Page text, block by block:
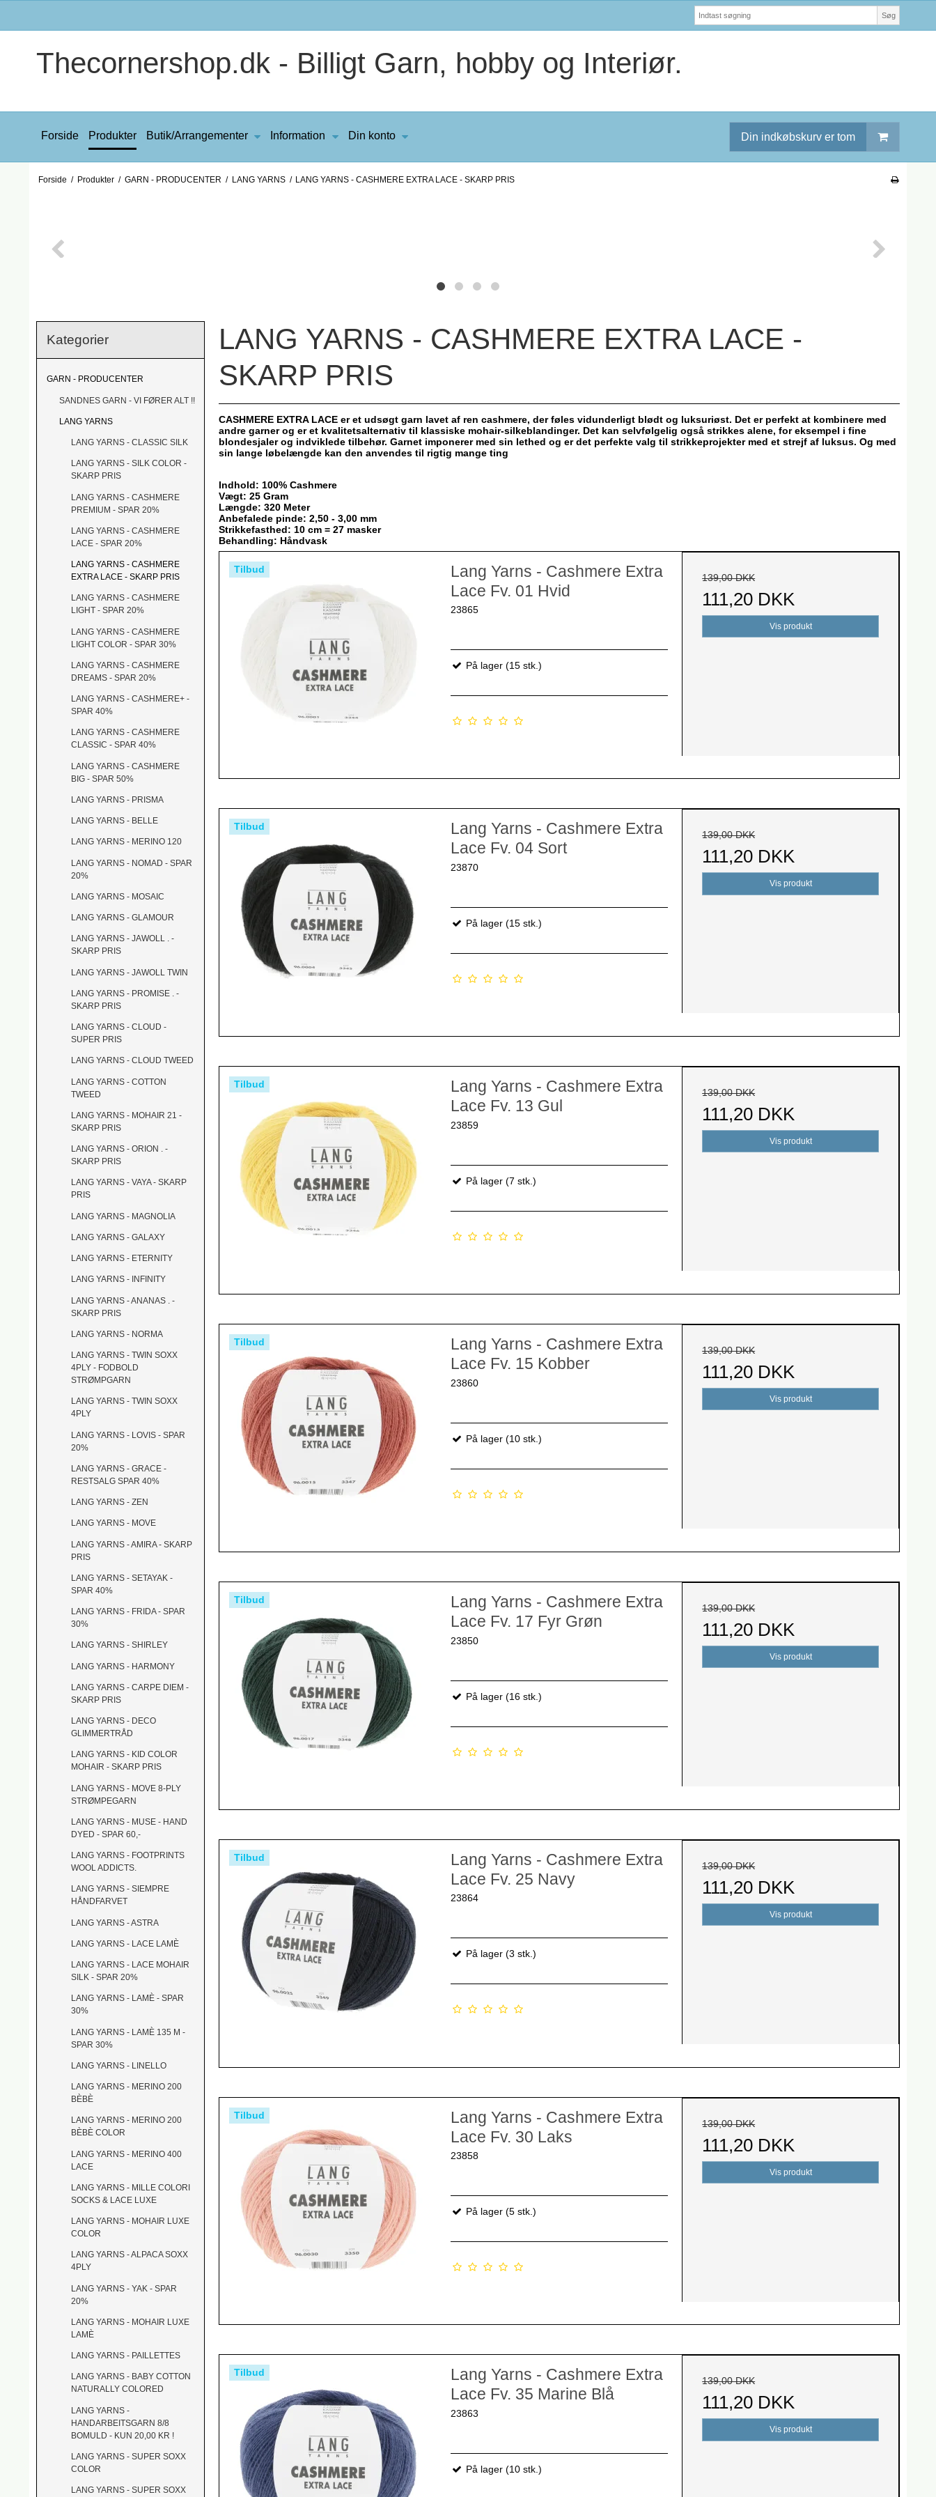
Søg
Thecornershop.dk - Billigt Garn, hobby og Interiør.
Forside Produkter Butik/Arrangementer Information Din konto Din indkøbskurv er tom
Forside / Produkter / GARN - PRODUCENTER / LANG YARNS / LANG YARNS - CASHMERE EXTRA LACE - SKARP PRIS
Kategorier
GARN - PRODUCENTER
SANDNES GARN - VI FØRER ALT !!
LANG YARNS
LANG YARNS - CLASSIC SILK
LANG YARNS - SILK COLOR -
SKARP PRIS
LANG YARNS - CASHMERE
PREMIUM - SPAR 20%
LANG YARNS - CASHMERE
LACE - SPAR 20%
LANG YARNS - CASHMERE
EXTRA LACE - SKARP PRIS
LANG YARNS - CASHMERE
LIGHT - SPAR 20%
LANG YARNS - CASHMERE
LIGHT COLOR - SPAR 30%
LANG YARNS - CASHMERE
DREAMS - SPAR 20%
LANG YARNS - CASHMERE+ -
SPAR 40%
LANG YARNS - CASHMERE
CLASSIC - SPAR 40%
LANG YARNS - CASHMERE
BIG - SPAR 50%
LANG YARNS - PRISMA
LANG YARNS - BELLE
LANG YARNS - MERINO 120
LANG YARNS - NOMAD - SPAR
20%
LANG YARNS - MOSAIC
LANG YARNS - GLAMOUR
LANG YARNS - JAWOLL . -
SKARP PRIS
LANG YARNS - JAWOLL TWIN
LANG YARNS - PROMISE . -
SKARP PRIS
LANG YARNS - CLOUD -
SUPER PRIS
LANG YARNS - CLOUD TWEED
LANG YARNS - COTTON
TWEED
LANG YARNS - MOHAIR 21 -
SKARP PRIS
LANG YARNS - ORION . -
SKARP PRIS
LANG YARNS - VAYA - SKARP
PRIS
LANG YARNS - MAGNOLIA
LANG YARNS - GALAXY
LANG YARNS - ETERNITY
LANG YARNS - INFINITY
LANG YARNS - ANANAS . -
SKARP PRIS
LANG YARNS - NORMA
LANG YARNS - TWIN SOXX
4PLY - FODBOLD
STRØMPGARN
LANG YARNS - TWIN SOXX
4PLY
LANG YARNS - LOVIS - SPAR
20%
LANG YARNS - GRACE -
RESTSALG SPAR 40%
LANG YARNS - ZEN
LANG YARNS - MOVE
LANG YARNS - AMIRA - SKARP
PRIS
LANG YARNS - SETAYAK -
SPAR 40%
LANG YARNS - FRIDA - SPAR
30%
LANG YARNS - SHIRLEY
LANG YARNS - HARMONY
LANG YARNS - CARPE DIEM -
SKARP PRIS
LANG YARNS - DECO
GLIMMERTRÅD
LANG YARNS - KID COLOR
MOHAIR - SKARP PRIS
LANG YARNS - MOVE 8-PLY
STRØMPEGARN
LANG YARNS - MUSE - HAND
DYED - SPAR 60,-
LANG YARNS - FOOTPRINTS
WOOL ADDICTS.
LANG YARNS - SIEMPRE
HÅNDFARVET
LANG YARNS - ASTRA
LANG YARNS - LACE LAMÈ
LANG YARNS - LACE MOHAIR
SILK - SPAR 20%
LANG YARNS - LAMÈ - SPAR
30%
LANG YARNS - LAMÈ 135 M -
SPAR 30%
LANG YARNS - LINELLO
LANG YARNS - MERINO 200
BÈBÈ
LANG YARNS - MERINO 200
BÈBÈ COLOR
LANG YARNS - MERINO 400
LACE
LANG YARNS - MILLE COLORI
SOCKS & LACE LUXE
LANG YARNS - MOHAIR LUXE
COLOR
LANG YARNS - ALPACA SOXX
4PLY
LANG YARNS - YAK - SPAR
20%
LANG YARNS - MOHAIR LUXE
LAMÈ
LANG YARNS - PAILLETTES
LANG YARNS - BABY COTTON
NATURALLY COLORED
LANG YARNS -
HANDARBEITSGARN 8/8
BOMULD - KUN 20,00 KR !
LANG YARNS - SUPER SOXX
COLOR
LANG YARNS - SUPER SOXX
LANG YARNS - CASHMERE EXTRA LACE -
SKARP PRIS
CASHMERE EXTRA LACE er et udsøgt garn lavet af ren cashmere, der føles vidunderligt blødt og luksuriøst. Det er perfekt at kombinere med
andre garner og er et kvalitetsalternativ til klassiske mohair-silkeblandinger. Det kan selvfølgelig også strikkes alene, for eksempel i fine
blondesjaler og indviklede tilbehør. Garnet imponerer med sin lethed og er det perfekte valg til strikkeprojekter med et strejf af luksus. Og med
sin lange løbelængde kan den anvendes til rigtig mange ting
Indhold: 100% Cashmere
Vægt: 25 Gram
Længde: 320 Meter
Anbefalede pinde: 2,50 - 3,00 mm
Strikkefasthed: 10 cm = 27 masker
Behandling: Håndvask
Tilbud
Lang Yarns - Cashmere Extra
Lace Fv. 01 Hvid
23865
På lager (15 stk.)
139,00 DKK
111,20 DKK
Vis produkt
Tilbud
Lang Yarns - Cashmere Extra
Lace Fv. 04 Sort
23870
På lager (15 stk.)
139,00 DKK
111,20 DKK
Vis produkt
Tilbud
Lang Yarns - Cashmere Extra
Lace Fv. 13 Gul
23859
På lager (7 stk.)
139,00 DKK
111,20 DKK
Vis produkt
Tilbud
Lang Yarns - Cashmere Extra
Lace Fv. 15 Kobber
23860
På lager (10 stk.)
139,00 DKK
111,20 DKK
Vis produkt
Tilbud
Lang Yarns - Cashmere Extra
Lace Fv. 17 Fyr Grøn
23850
På lager (16 stk.)
139,00 DKK
111,20 DKK
Vis produkt
Tilbud
Lang Yarns - Cashmere Extra
Lace Fv. 25 Navy
23864
På lager (3 stk.)
139,00 DKK
111,20 DKK
Vis produkt
Tilbud
Lang Yarns - Cashmere Extra
Lace Fv. 30 Laks
23858
På lager (5 stk.)
139,00 DKK
111,20 DKK
Vis produkt
Tilbud
Lang Yarns - Cashmere Extra
Lace Fv. 35 Marine Blå
23863
På lager (10 stk.)
139,00 DKK
111,20 DKK
Vis produkt